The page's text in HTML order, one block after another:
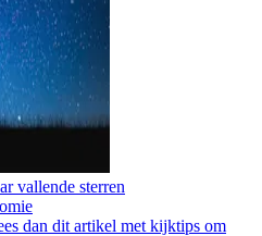
vallende sterren
dan dit artikel met kijktips om